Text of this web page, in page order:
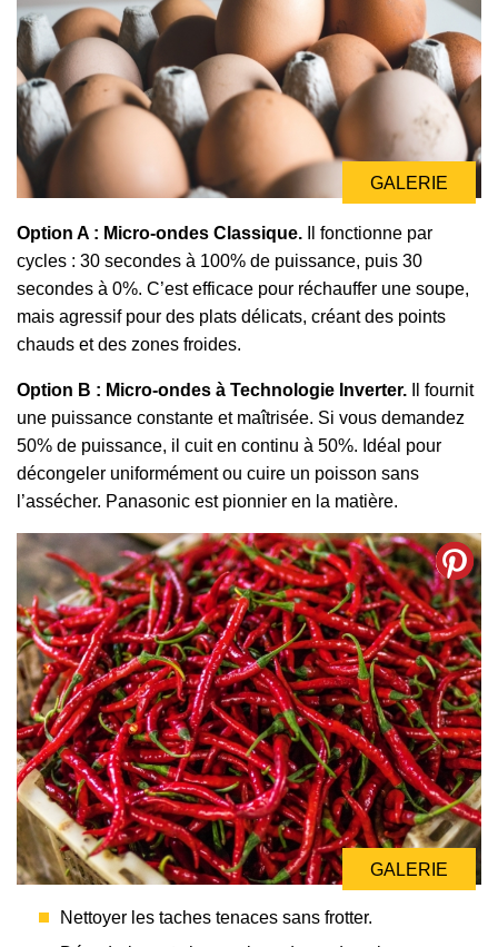
GALERIE
Option A : Micro-ondes Classique. Il fonctionne par
cycles : 30 secondes à 100% de puissance, puis 30
secondes à 0%. C’est efficace pour réchauffer une soupe,
mais agressif pour des plats délicats, créant des points
chauds et des zones froides.
Option B : Micro-ondes à Technologie Inverter. Il fournit
une puissance constante et maîtrisée. Si vous demandez
50% de puissance, il cuit en continu à 50%. Idéal pour
décongeler uniformément ou cuire un poisson sans
l’assécher. Panasonic est pionnier en la matière.
GALERIE
Nettoyer les taches tenaces sans frotter.